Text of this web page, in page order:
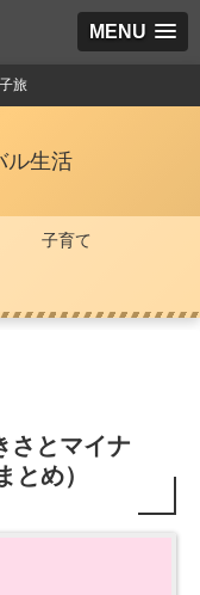
MENU
旅
ル生活
子育て
さとマイナ
とめ）